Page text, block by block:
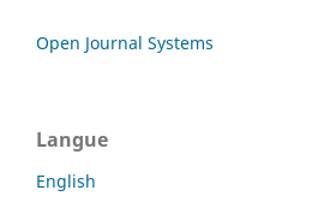
Open Journal Systems
Langue
English